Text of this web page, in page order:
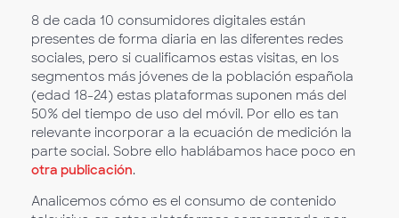
8 de cada 10 consumidores digitales están
presentes de forma diaria en las diferentes redes
sociales, pero si cualificamos estas visitas, en los
segmentos más jóvenes de la población española
(edad 18-24) estas plataformas suponen más del
50% del tiempo de uso del móvil. Por ello es tan
relevante incorporar a la ecuación de medición la
parte social. Sobre ello hablábamos hace poco en
otra publicación.
Analicemos cómo es el consumo de contenido